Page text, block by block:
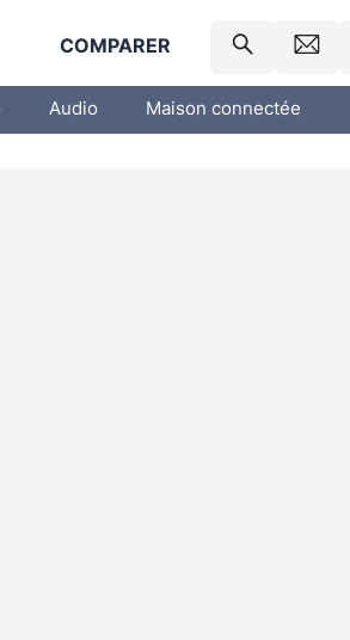
COMPARER
Audio Maison connectée